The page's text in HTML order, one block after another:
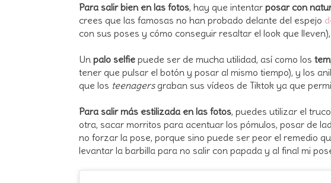
Para salir bien en las fotos, hay que intentar posar con
crees que las famosas no han probado delante del espejo
con sus poses y cómo conseguir resaltar el look que
Un palo selfie puede ser de mucha utilidad, así como los
tener que pulsar el botón y posar al mismo tiempo), y los
que los teenagers graban sus vídeos de Tiktok ya que
Para salir más estilizada en las fotos, puedes utilizar el
otra, sacar morritos para acentuar los pómulos, posar de
no forzar la pose, porque sino puede ser peor el remedio
levantar la barbilla para no salir con papada y al final mi